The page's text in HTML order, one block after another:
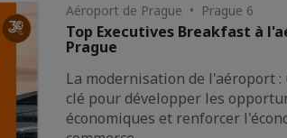
Aéroport de Prague • Prague 6
Top Executives Breakfast à
Prague
La modernisation de l'aéroport
clé pour développer les
économiques et renforcer